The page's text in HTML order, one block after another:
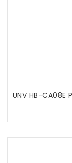
UNV HB-